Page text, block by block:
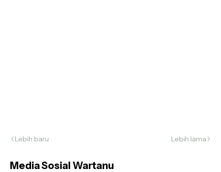
Lebih baru Lebih lama
Media Sosial Wartanu